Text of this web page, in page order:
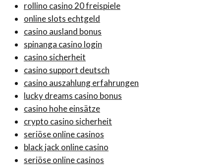
rollino casino 20 freispiele
online slots echtgeld
casino ausland bonus
spinanga casino login
casino sicherheit
casino support deutsch
casino auszahlung erfahrungen
lucky dreams casino bonus
casino hohe einsätze
crypto casino sicherheit
seriöse online casinos
black jack online casino
seriöse online casinos